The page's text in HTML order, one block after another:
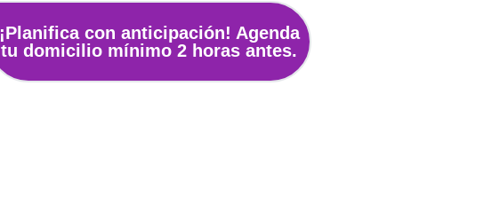
¡Planifica con anticipación! Agenda
tu domicilio mínimo 2 horas antes.